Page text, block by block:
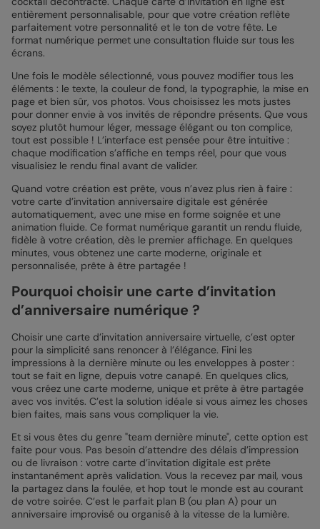
entièrement personnalisable, pour que votre création reflète
parfaitement votre personnalité et le ton de votre fête. Le
format numérique permet une consultation fluide sur tous les
écrans.
Une fois le modèle sélectionné, vous pouvez modifier tous les
éléments : le texte, la couleur de fond, la typographie, la mise en
page et bien sûr, vos photos. Vous choisissez les mots justes
pour donner envie à vos invités de répondre présents. Que vous
soyez plutôt humour léger, message élégant ou ton complice,
tout est possible ! L’interface est pensée pour être intuitive :
chaque modification s’affiche en temps réel, pour que vous
visualisiez le rendu final avant de valider.
Quand votre création est prête, vous n’avez plus rien à faire :
votre carte d’invitation anniversaire digitale est générée
automatiquement, avec une mise en forme soignée et une
animation fluide. Ce format numérique garantit un rendu fluide,
fidèle à votre création, dès le premier affichage. En quelques
minutes, vous obtenez une carte moderne, originale et
personnalisée, prête à être partagée !
Pourquoi choisir une carte d’invitation
d’anniversaire numérique ?
Choisir une carte d’invitation anniversaire virtuelle, c’est opter
pour la simplicité sans renoncer à l’élégance. Fini les
impressions à la dernière minute ou les enveloppes à poster :
tout se fait en ligne, depuis votre canapé. En quelques clics,
vous créez une carte moderne, unique et prête à être partagée
avec vos invités. C’est la solution idéale si vous aimez les choses
bien faites, mais sans vous compliquer la vie.
Et si vous êtes du genre "team dernière minute", cette option est
faite pour vous. Pas besoin d’attendre des délais d’impression
ou de livraison : votre carte d’invitation digitale est prête
instantanément après validation. Vous la recevez par mail, vous
la partagez dans la foulée, et hop tout le monde est au courant
de votre soirée. C’est le parfait plan B (ou plan A) pour un
anniversaire improvisé ou organisé à la vitesse de la lumière.